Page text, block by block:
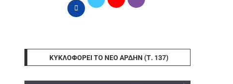
ΚΥΚΛΟΦΟΡΕΊ ΤΟ ΝΈΟ ΆΡΔΗΝ (Τ. 137)